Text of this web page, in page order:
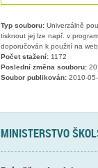
Typ souboru:Univerzálně
tisknout jej lze např. v
doporučován k použití na
Počet stažení:1172
Poslední změna souboru:
Soubor publikován:2010-05-
MINISTERSTVO